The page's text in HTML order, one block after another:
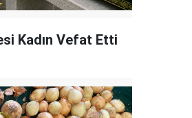
Kadın Vefat Etti